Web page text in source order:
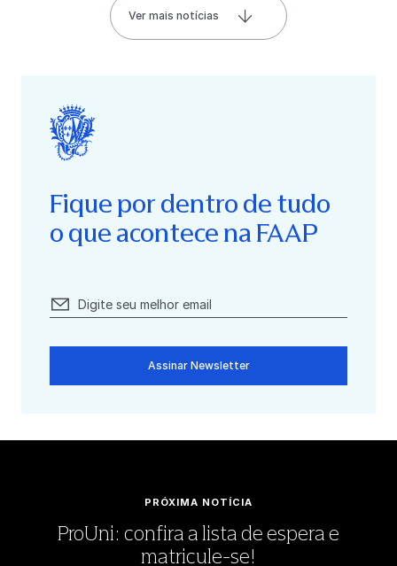
Ver mais notícias
Fique por dentro de tudo
o que acontece na FAAP
Assinar Newsletter
PRÓXIMA NOTÍCIA
ProUni: confira a lista de espera e
matricule-se!